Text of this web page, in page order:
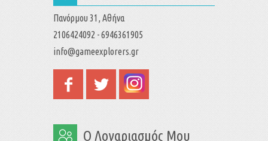
Πανόρμου 31, Αθήνα
2106424092 - 6946361905
info@gameexplorers.gr
Ο Λογαριασμός Μου